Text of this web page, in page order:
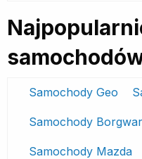
Samochody Geo
Samochody
Samochody Mazda